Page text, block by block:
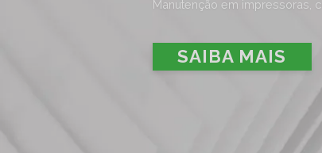
Manutenção em impressoras,
SAIBA MAIS